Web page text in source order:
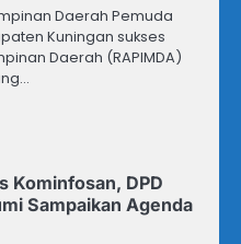
Daerah Pemuda
Kuningan sukses
Daerah (RAPIMDA)
Kominfosan, DPD
Sampaikan Agenda